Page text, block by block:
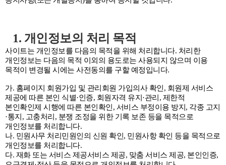
1. 개인정보의 처리 목적
사이트는 개인정보를 다음의 목적을 위해 처리합니다. 처리한
개인정보는 다음의 목적 이외의 용도로는 사용되지 않으며 이용
목적이 변경될 시에는 사전동의를 구할 예정입니다.
가. 홈페이지 회원가입 및 관리회원 가입의사 확인, 회원제 서비스
제공에 따른 본인 식별·인증, 회원자격 유지·관리, 제한적
본인확인제 시행에 따른 본인확인, 서비스 부정이용 방지, 각종 고지
·통지, 고충처리, 분쟁 조정을 위한 기록 보존 등을 목적으로
개인정보를 처리합니다.
나. 민원사무 처리민원인의 신원 확인, 민원사항 확인 등을 목적으로
개인정보를 처리합니다.
다. 재화 또는 서비스 제공서비스 제공, 맞춤 서비스 제공, 본인인증,